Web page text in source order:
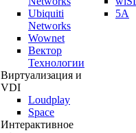
Ubiquiti
Networks
Wownet
Вектор
Технологии
Виртуализация и
VDI
Loudplay
Space
Интерактивное
5A